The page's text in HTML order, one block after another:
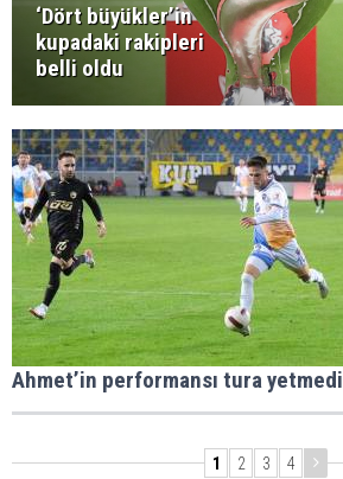
‘Dört büyükler’in
kupadaki rakipleri
belli oldu
Ahmet’in performansı tura yetmedi
1 2 3 4